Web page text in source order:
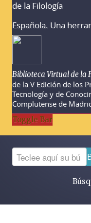
de la Filología
Española. Una
Biblioteca Virtual de la
de la V Edición de los
Tecnología y de
Complutense de
Toggle Bar